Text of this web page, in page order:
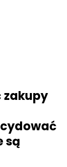
zakupy
są